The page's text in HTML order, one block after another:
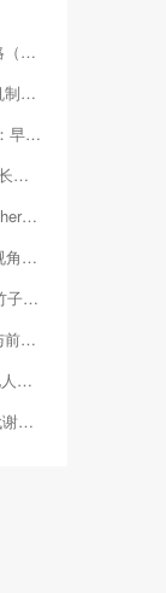
）
）
标志物
讯
组图谱
）
的影响
）
育
作用